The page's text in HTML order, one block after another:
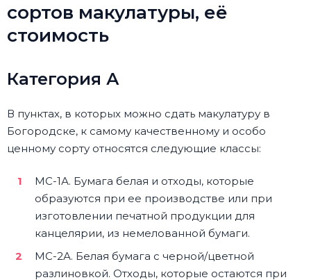
сортов макулатуры, её
стоимость
Категория А
В пунктах, в которых можно сдать макулатуру в
Богородске, к самому качественному и особо
ценному сорту относятся следующие классы:
МС-1А. Бумага белая и отходы, которые
образуются при ее производстве или при
изготовлении печатной продукции для
канцелярии, из немелованной бумаги.
МС-2А. Белая бумага с черной/цветной
разлиновкой. Отходы, которые остаются при